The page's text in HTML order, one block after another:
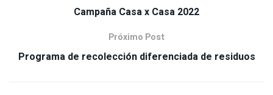
Campaña Casa x Casa 2022
Próximo Post
Programa de recolección diferenciada de residuos